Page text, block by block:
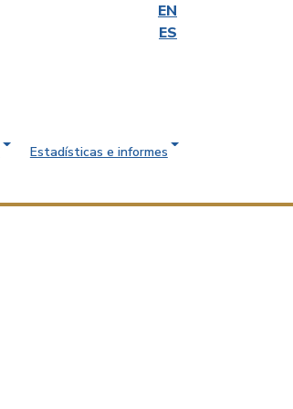
EN
ES
Estadísticas e informes